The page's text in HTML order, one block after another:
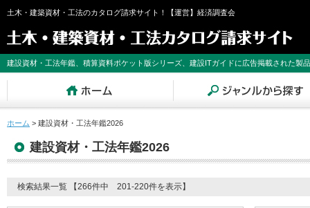
土木・建築資材・工法のカタログ請求サイト！【運営】経済調査会
建設資材・工法年鑑、積算資料ポケット版シリーズ、建設ITガイドに広告掲載された製
ホーム > 建設資材・工法年鑑2026
建設資材・工法年鑑2026
検索結果一覧 【266件中 201-220件を表示】